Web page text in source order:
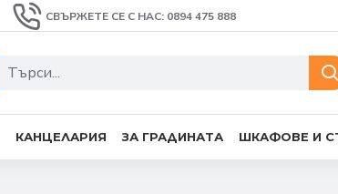
СВЪРЖЕТЕ СЕ С НАС: 0894 475 888
КАНЦЕЛАРИЯ ЗА ГРАДИНАТА ШКАФОВЕ И